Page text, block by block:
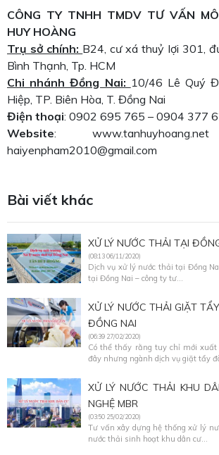
CÔNG TY TNHH TMDV TƯ VẤN
HUY HOÀNG
Trụ sở chính: B24, cư xá thuỷ lợi 301,
Bình Thạnh, Tp. HCM
Chi nhánh Đồng Nai: 10/46 Lê Quý
Hiệp, TP. Biên Hòa, T. Đồng Nai
Điện thoại: 0902 695 765 – 0904 377
Website:
haiyenpham2010@gmail.com
Bài viết khác
XỬ LÝ NƯỚC THẢI TẠI
(08:13 06/11/2020)
Dịch vụ xử lý nước thải tại Đồng
tại Đồng Nai – công ty tư...
XỬ LÝ NƯỚC THẢI GIẶT
ĐỒNG NAI
(06:39 27/02/2020)
Có thể thấy rằng tuy chỉ mới
đây nhưng ngành dịch vụ giặt tẩy
XỬ LÝ NƯỚC THẢI KHU
NGHỆ MBR
(03:50 25/02/2020)
Tư vấn xây dựng hệ thống xử lý
nước thải sinh hoạt khu dân cư...